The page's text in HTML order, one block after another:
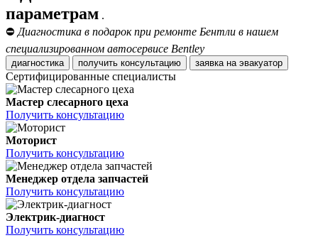
параметрам .
⛔ Диагностика в подарок при ремонте Бентли в нашем
специализированном автосервисе Bentley
диагностика получить консультацию заявка на эвакуатор
Сертифицированные специалисты
Мастер слесарного цеха
Получить консультацию
Моторист
Получить консультацию
Менеджер отдела запчастей
Получить консультацию
Электрик-диагност
Получить консультацию